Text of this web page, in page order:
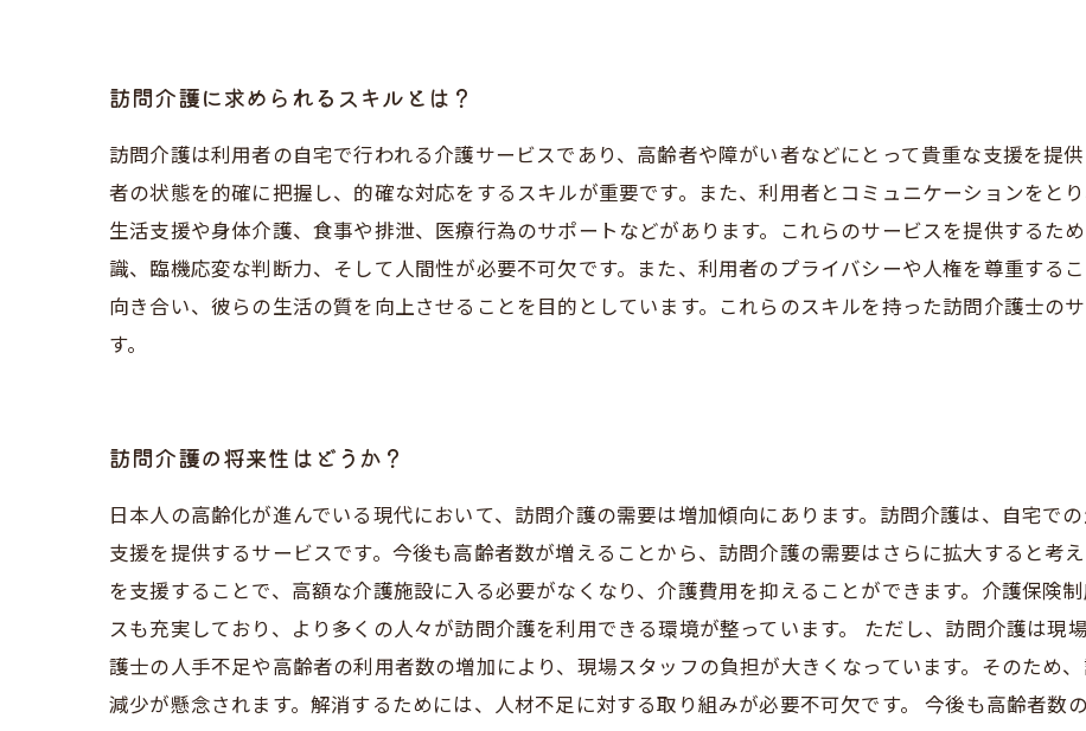
訪問介護に求められるスキルとは？
訪問介護は利用者の自宅で行われる介護サービスであり、高齢者や障がい者などにとって貴重な支援を提
者の状態を的確に把握し、的確な対応をするスキルが重要です。また、利用者とコミュニケーションをと
生活支援や身体介護、食事や排泄、医療行為のサポートなどがあります。これらのサービスを提供するた
識、臨機応変な判断力、そして人間性が必要不可欠です。また、利用者のプライバシーや人権を尊重する
向き合い、彼らの生活の質を向上させることを目的としています。これらのスキルを持った訪問介護士の
す。
訪問介護の将来性はどうか？
日本人の高齢化が進んでいる現代において、訪問介護の需要は増加傾向にあります。訪問介護は、自宅で
支援を提供するサービスです。今後も高齢者数が増えることから、訪問介護の需要はさらに拡大すると考
を支援することで、高額な介護施設に入る必要がなくなり、介護費用を抑えることができます。介護保険
スも充実しており、より多くの人々が訪問介護を利用できる環境が整っています。 ただし、訪問介護は現
護士の人手不足や高齢者の利用者数の増加により、現場スタッフの負担が大きくなっています。そのため
減少が懸念されます。解消するためには、人材不足に対する取り組みが必要不可欠です。 今後も高齢者数